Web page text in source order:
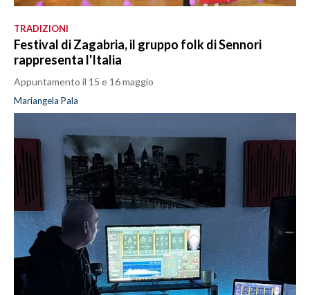
TRADIZIONI
Festival di Zagabria, il gruppo folk di Sennori
rappresenta l'Italia
Appuntamento il 15 e 16 maggio
Mariangela Pala